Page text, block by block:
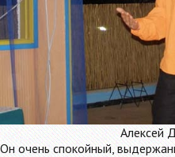
Алексей
Он очень спокойный,